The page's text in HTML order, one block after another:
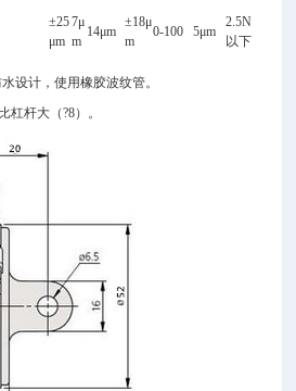
±25
μm
7μ
m
14μm
±18μ
m
0-100 5μm
2.5N
以下
设计，使用橡胶波纹管。
杠杆大（?8）。